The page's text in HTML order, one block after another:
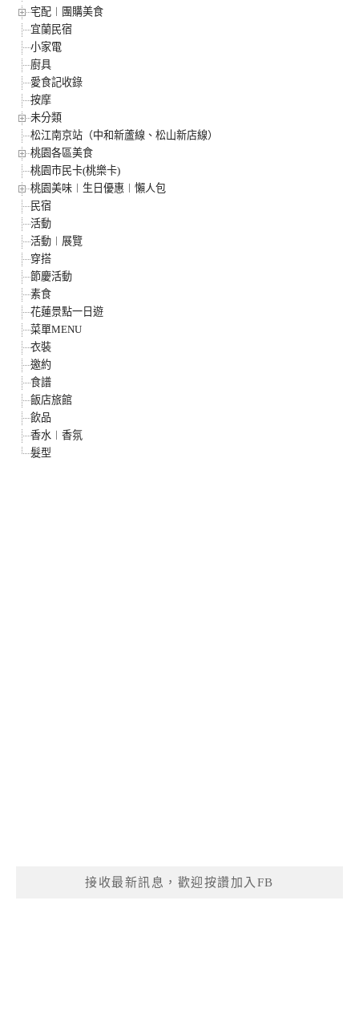
宅配︱團購美食
宜蘭民宿
小家電
廚具
愛食記收錄
按摩
未分類
松江南京站（中和新蘆線、松山新店線）
桃園各區美食
桃園市民卡(桃樂卡)
桃園美味︱生日優惠︱懶人包
民宿
活動
活動︱展覽
穿搭
節慶活動
素食
花蓮景點一日遊
菜單MENU
衣裝
邀約
食譜
飯店旅館
飲品
香水︱香氛
髮型
接收最新訊息，歡迎按讚加入FB